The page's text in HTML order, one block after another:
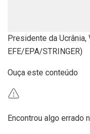
Presidente da
EFE/EPA/STRINGER)
Ouça este conteúdo
Encontrou algo errado